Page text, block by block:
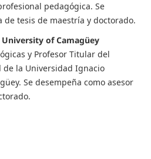
pedagógica. Se
de tesis de maestría y doctorado.
of Camagüey
y Profesor Titular del
de la Universidad Ignacio
Se desempeña como asesor